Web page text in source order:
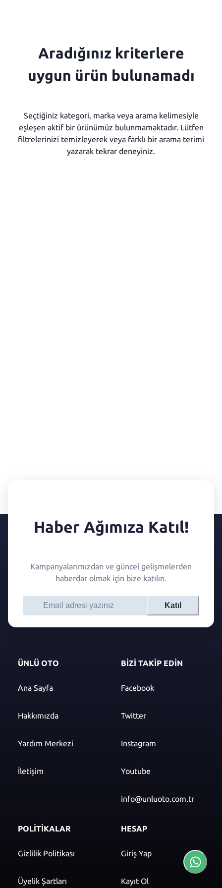
Aradığınız kriterlere
uygun ürün bulunamadı
Seçtiğiniz kategori, marka veya arama kelimesiyle
eşleşen aktif bir ürünümüz bulunmamaktadır. Lütfen
filtrelerinizi temizleyerek veya farklı bir arama terimi
yazarak tekrar deneyiniz.
Haber Ağımıza Katıl!
Kampanyalarımızdan ve güncel gelişmelerden
haberdar olmak için bize katılın.
Katıl
ÜNLÜ OTO
Ana Sayfa
Hakkımızda
Yardım Merkezi
İletişim
BİZİ TAKİP EDİN
Facebook
Twitter
Instagram
Youtube
info@unluoto.com.tr
POLİTİKALAR
Gizlilik Politikası
Üyelik Şartları
HESAP
Giriş Yap
Kayıt Ol